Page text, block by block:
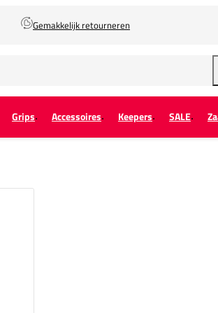
Gemakkelijk retourneren
Grips Accessoires Keepers SALE